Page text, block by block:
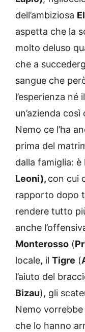
dell’ambiziosa
aspetta che la
molto deluso
che a
sangue che
l’esperienza
un’azienda
Nemo ce l’ha
prima del
dalla famiglia:
Leoni), con cui
rapporto dopo
rendere tutto
anche
Monterosso (
locale, il Tigre (
l’aiuto del
Bizau), gli
Nemo
che lo hanno